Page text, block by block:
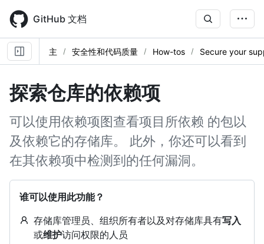
main
content
GitHub 文档
主 安全性和代码质量 How-tos Secure your
探索仓库的依赖项
可以使用依赖项图查看项目所依赖 的包以
及依赖它的存储库。 此外，你还可以看到
在其依赖项中检测到的任何漏洞。
谁可以使用此功能？
存储库管理员、组织所有者以及对存储库具有写入
或维护访问权限的人员